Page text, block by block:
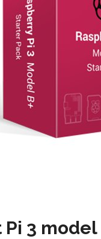
3 model